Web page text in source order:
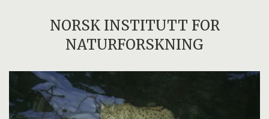
NORSK INSTITUTT FOR
NATURFORSKNING